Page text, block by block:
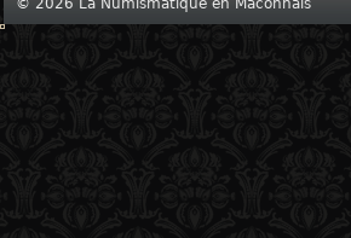
© 2026 La Numismatique en Mâconnais